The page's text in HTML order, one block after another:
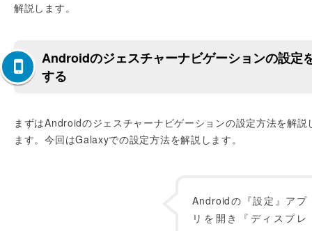
解説します。
Androidのジェスチャーナビゲーションの設定
する
まずはAndroidのジェスチャーナビゲーションの設定方法を解説
ます。今回はGalaxyでの設定方法を解説します。
Androidの『設定』アプ
リを開き『ディスプレ